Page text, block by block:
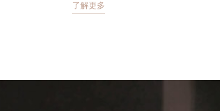
了解更多